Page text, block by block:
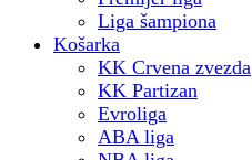
Liga šampiona
Košarka
KK Crvena zvezda
KK Partizan
Evroliga
ABA liga